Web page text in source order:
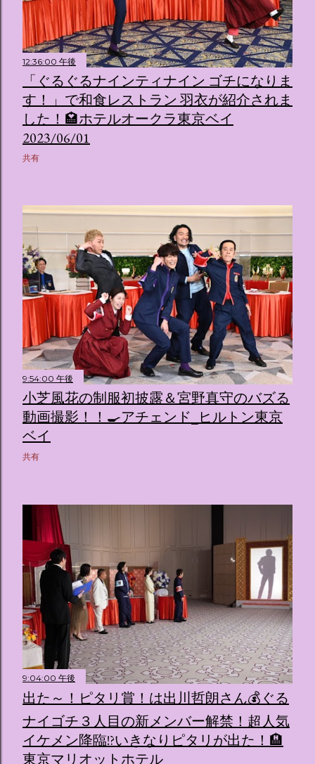
12:36:00 午後
「ぐるぐるナインティナイン ゴチになりま
す！」で和食レストラン 羽衣が紹介されま
した！🏩ホテルオークラ東京ベイ
2023/06/01
共有
9:54:00 午後
小芝風花の制服初披露＆宮野真守のバズる
動画撮影！！🍳アチェンド_ヒルトン東京
ベイ
共有
9:04:00 午後
出た～！ピタリ賞！は出川哲朗さん💰ぐる
ナイゴチ３人目の新メンバー解禁！超人気
イケメン降臨!?いきなりピタリが出た！🏨
東京マリオットホテル